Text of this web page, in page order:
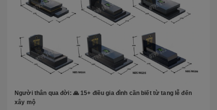
Người thân qua đời: 🙏 15+ điều gia đình cần biết từ tang lễ đến
xây mộ